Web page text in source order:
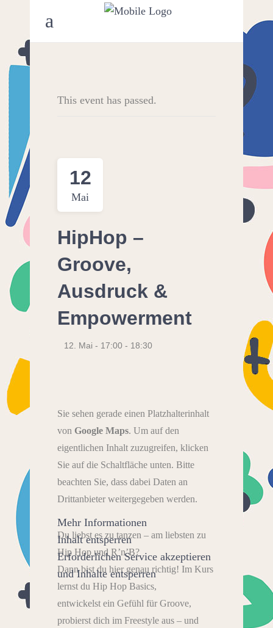
This event has passed.
12
Mai
HipHop –
Groove,
Ausdruck &
Empowerment
12. Mai - 17:00 - 18:30
Sie sehen gerade einen Platzhalterinhalt
von Google Maps. Um auf den
eigentlichen Inhalt zuzugreifen, klicken
Sie auf die Schaltfläche unten. Bitte
beachten Sie, dass dabei Daten an
Drittanbieter weitergegeben werden.
Mehr Informationen
Inhalt entsperren
Erforderlichen Service akzeptieren
und Inhalte entsperren
Du liebst es zu tanzen – am liebsten zu
Hip Hop und R’n’B?
Dann bist du hier genau richtig! Im Kurs
lernst du Hip Hop Basics,
entwickelst ein Gefühl für Groove,
probierst dich im Freestyle aus – und